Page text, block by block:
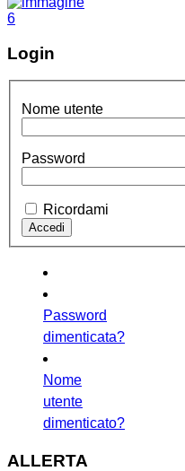
Login
Nome utente
Password
Ricordami
Password
dimenticata?
Nome
utente
dimenticato?
ALLERTA